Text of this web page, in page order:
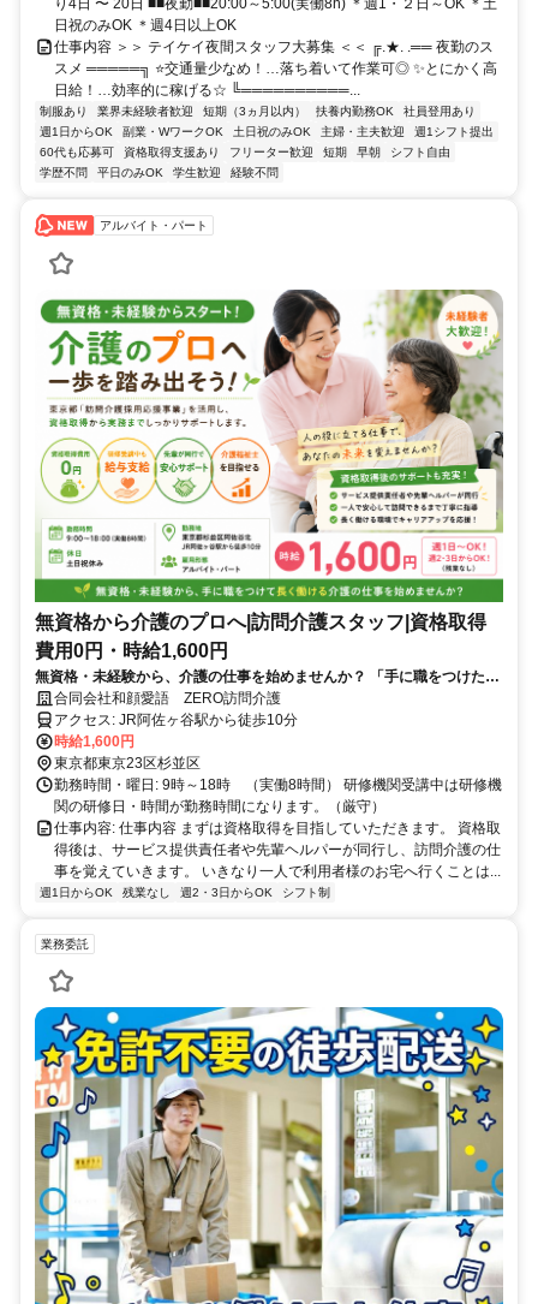
り4日 〜 20日 ■■夜勤■■20:00～5:00(実働8h) ＊週1・２日～OK ＊土
日祝のみOK ＊週4日以上OK
仕事内容 ＞＞ テイケイ夜間スタッフ大募集 ＜＜ ╔.★. .══ 夜勤のス
スメ ═════╗ ⭐交通量少なめ！…落ち着いて作業可◎ ✨とにかく高
日給！…効率的に稼げる☆ ╚══════════...
制服あり 業界未経験者歓迎 短期（3ヵ月以内） 扶養内勤務OK
社員登用あり
週1日からOK
副業・WワークOK 土日祝のみOK 主婦・主夫歓迎
週1シフト提出
60代も応募可
資格取得支援あり フリーター歓迎 短期 早朝
シフト自由
学歴不問
平日のみOK 学生歓迎 経験不問
アルバイト・パート
無資格から介護のプロへ|訪問介護スタッフ|資格取得
費用0円・時給1,600円
無資格・未経験から、介護の仕事を始めませんか？ 「手に職をつけた
い」 「これから長く働ける仕事を見つけたい」 「介護の仕事に興味はあ
るけれど、資格も経験もない」 そんな方を、ZERO訪問介護は歓迎しま
す。 資格取得にかかる費用は自己負担0円。 さらに、東京都の「訪問介
護採用応援事業」を活用し、 初任者研修・実務者研修の受講時間も勤務
時間として給与を支給します。 資格を取るところから、実際に訪問介護
の仕事を一人でできるようになるまで、私たちがサポートします。
合同会社和顔愛語 ZERO訪問介護
アクセス: JR阿佐ヶ谷駅から徒歩10分
時給1,600円
東京都東京23区杉並区
勤務時間・曜日: 9時～18時 （実働8時間） 研修機関受講中は研修機
関の研修日・時間が勤務時間になります。（厳守）
仕事内容: 仕事内容 まずは資格取得を目指していただきます。 資格取
得後は、サービス提供責任者や先輩ヘルパーが同行し、訪問介護の仕
事を覚えていきます。 いきなり一人で利用者様のお宅へ行くことは...
週1日からOK 残業なし 週2・3日からOK シフト制
業務委託